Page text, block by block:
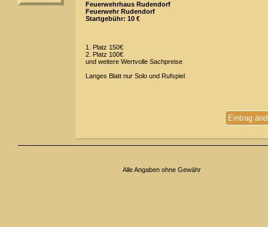
Feuerwehrhaus Rudendorf
Feuerwehr Rudendorf
Startgebühr: 10 €
1. Platz 150€
2. Platz 100€
und weitere Wertvolle Sachpreise
Langes Blatt nur Solo und Rufspiel
Eintrag
Alle Angaben ohne Gewähr